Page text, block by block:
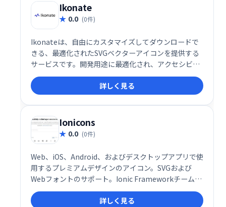
Ikonate
0.0 (0件)
Ikonateは、自由にカスタマイズしてダウンロードで
きる、最適化されたSVGベクターアイコンを提供する
サービスです。開発用途に最適化され、アクセシビリ
ティにも配慮したアイコン群は、簡単に使用できま
す。無料でご利用いただけます。
詳しく見る
Ionicons
0.0 (0件)
Web、iOS、Android、およびデスクトップアプリで使
用するプレミアムデザインのアイコン。SVGおよび
Webフォントのサポート。Ionic Frameworkチームに
よってライセンスされ、構築された完全にオープンソ
ースのMIT。
詳しく見る